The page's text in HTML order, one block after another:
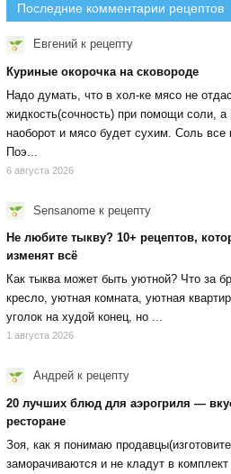
Последние комментарии рецептов
Евгений к рецепту
Куриные окорочка на сковороде
Надо думать, что в хол-ке мясо не
жидкость(сочность) при помощи соли, а
наоборот и мясо будет сухим. Соль все
Поэ...
6 августа 2026
Sensanome к рецепту
Не любите тыкву? 10+ рецептов,
изменят всё
Как тыква может быть уютной? Что за
кресло, уютная комната, уютная
уголок на худой конец, но ...
1 августа 2026
Андрей к рецепту
20 лучших блюд для аэрогриля —
ресторане
Зоя, как я понимаю
заморачиваются и не кладут в